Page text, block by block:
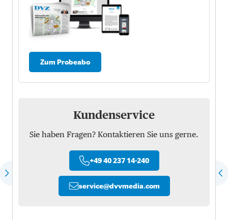
Zum Probeabo
Kundenservice
Sie haben Fragen? Kontaktieren Sie uns gerne.
+49 40 237 14-240
service@dvvmedia.com